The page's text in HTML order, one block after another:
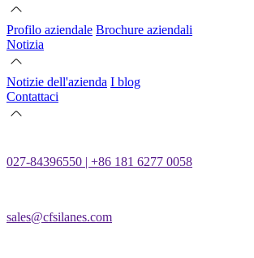
Profilo aziendale Brochure aziendali
Notizia
Notizie dell'azienda I blog
Contattaci
027-84396550 | +86 181 6277 0058
sales@cfsilanes.com